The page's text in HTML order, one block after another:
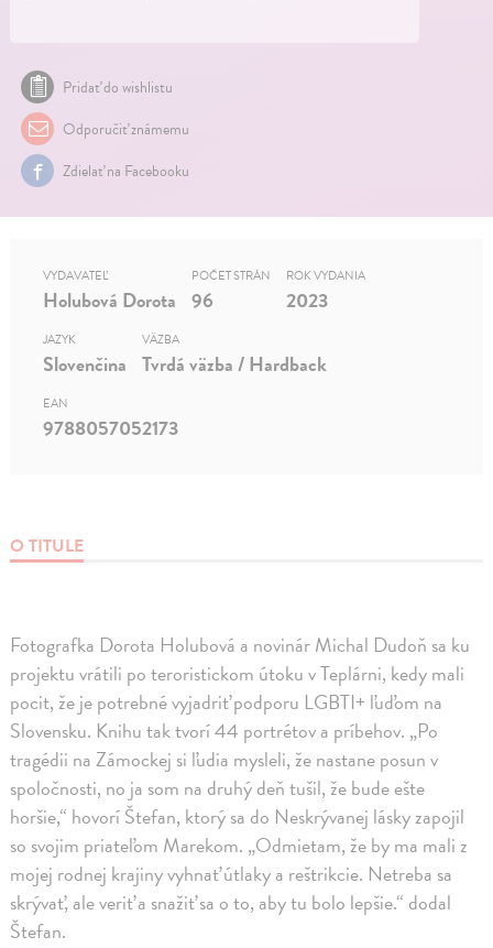
Pridať do wishlistu
Odporučiť známemu
Zdielať na Facebooku
O TITULE
Fotografka Dorota Holubová a novinár Michal Dudoň sa ku
projektu vrátili po teroristickom útoku v Teplárni, kedy mali
pocit, že je potrebné vyjadriť podporu LGBTI+ ľuďom na
Slovensku. Knihu tak tvorí 44 portrétov a príbehov. „Po
tragédii na Zámockej si ľudia mysleli, že nastane posun v
spoločnosti, no ja som na druhý deň tušil, že bude ešte
horšie,“ hovorí Štefan, ktorý sa do Neskrývanej lásky zapojil
so svojim priateľom Marekom. „Odmietam, že by ma mali z
mojej rodnej krajiny vyhnať útlaky a reštrikcie. Netreba sa
skrývať, ale veriť a snažiť sa o to, aby tu bolo lepšie.“ dodal
Štefan.
VYDAVATEĽ
Holubová Dorota
POČET STRÁN
96
ROK VYDANIA
2023
JAZYK
Slovenčina
VÄZBA
Tvrdá väzba / Hardback
EAN
9788057052173